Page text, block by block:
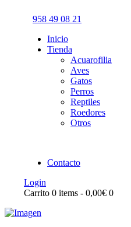
958 49 08 21
Inicio
Tienda
Acuarofilia
Aves
Gatos
Perros
Reptiles
Roedores
Otros
Contacto
Login
Carrito 0 items - 0,00€ 0